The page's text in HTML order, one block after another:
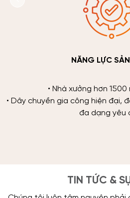
NĂNG LỰC
• Nhà xưởng hơn 1500
• Dây chuyền gia công hiện đại,
đa dạng yêu
TIN TỨC &